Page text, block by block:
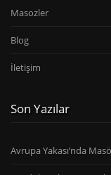
Masozler
Blog
İletişim
Son Yazılar
Avrupa Yakası’nda